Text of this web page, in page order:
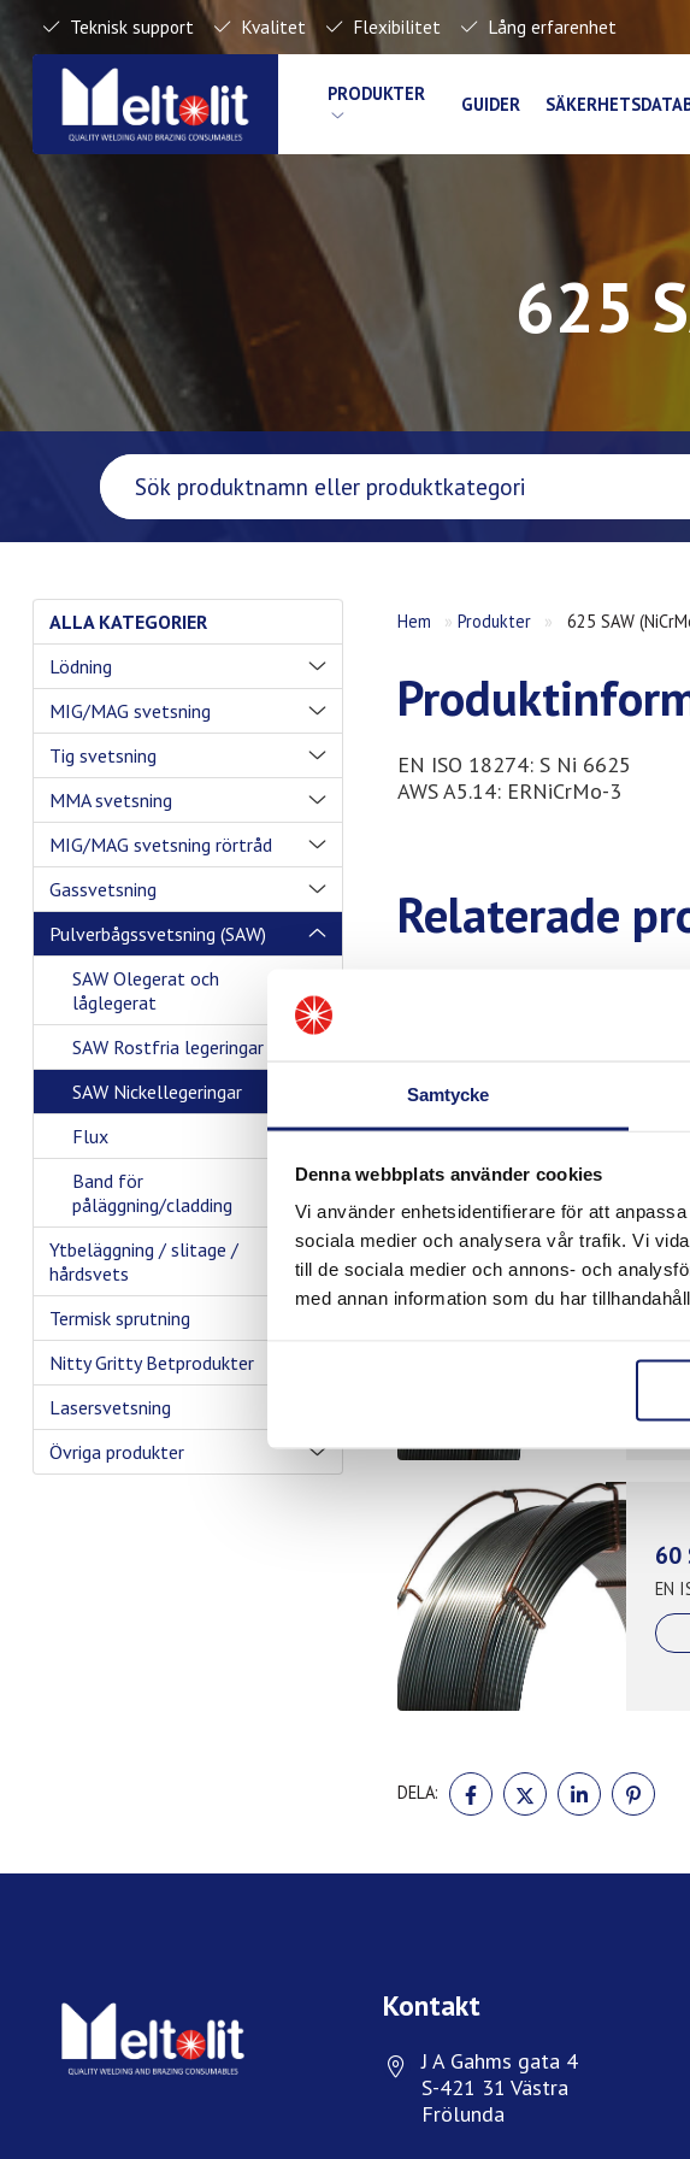
Samtycke
Denna webbplats använder cookies
Vi använder enhetsidentifierare för att
sociala medier och analysera vår trafik. Vi
till de sociala medier och annons- och
med annan information som du har
Teknisk support Kvalitet Flexibilitet Lång erfarenhet
PRODUKTER GUIDER
625
ALLA KATEGORIER
Lödning
MIG/MAG svetsning
Tig svetsning
MMA svetsning
MIG/MAG svetsning rörtråd
Gassvetsning
Pulverbågssvetsning (SAW)
SAW Olegerat och
låglegerat
SAW Rostfria legeringar
SAW Nickellegeringar
Flux
Band för
påläggning/cladding
Ytbeläggning / slitage /
hårdsvets
Termisk sprutning
Nitty Gritty Betprodukter
Lasersvetsning
Övriga produkter
Hem »Produkter » 625 SAW
EN ISO 18274: S Ni 6625
AWS A5.14: ERNiCrMo-3
Relaterade
82
60
EN
DELA:
DELA
PÅ
DELA
PÅ
DELA
PÅ
PÅ
Kontakt
J A Gahms gata 4
S-421 31 Västra
Frölunda